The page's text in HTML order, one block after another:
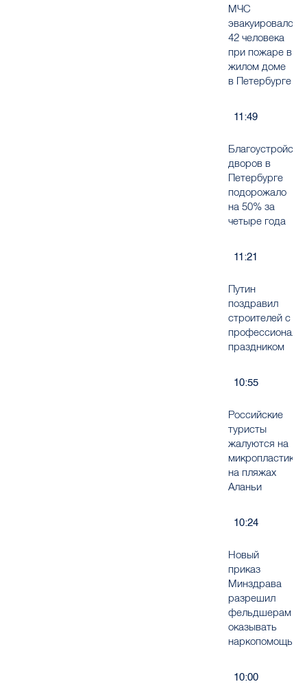
МЧС
эвакуировало
42 человека
при пожаре в
жилом доме
в Петербурге
11:49
дворов в
Петербурге
подорожало
на 50% за
четыре года
11:21
Путин
поздравил
строителей с
праздником
10:55
Российские
туристы
жалуются на
микропластик
на пляжах
Аланьи
10:24
Новый
приказ
Минздрава
разрешил
фельдшерам
оказывать
наркопомощь
10:00